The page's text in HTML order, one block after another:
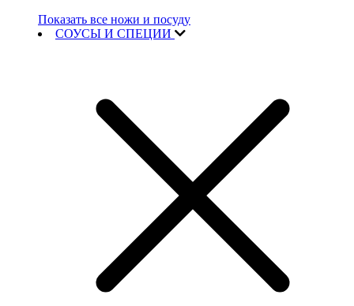
Показать все ножи и посуду
СОУСЫ И СПЕЦИИ